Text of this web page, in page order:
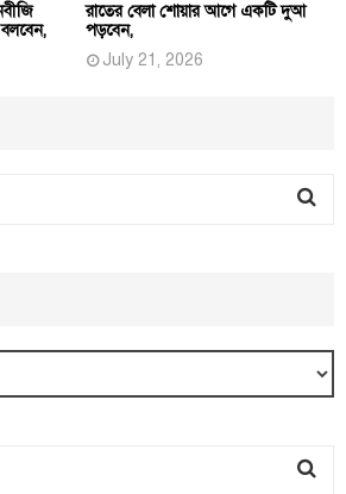
রাতের বেলা শোয়ার আগে একটি দুআ
পড়বেন,
July 21, 2026
H